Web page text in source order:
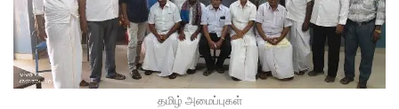
தமிழ் அமைப்புகள்